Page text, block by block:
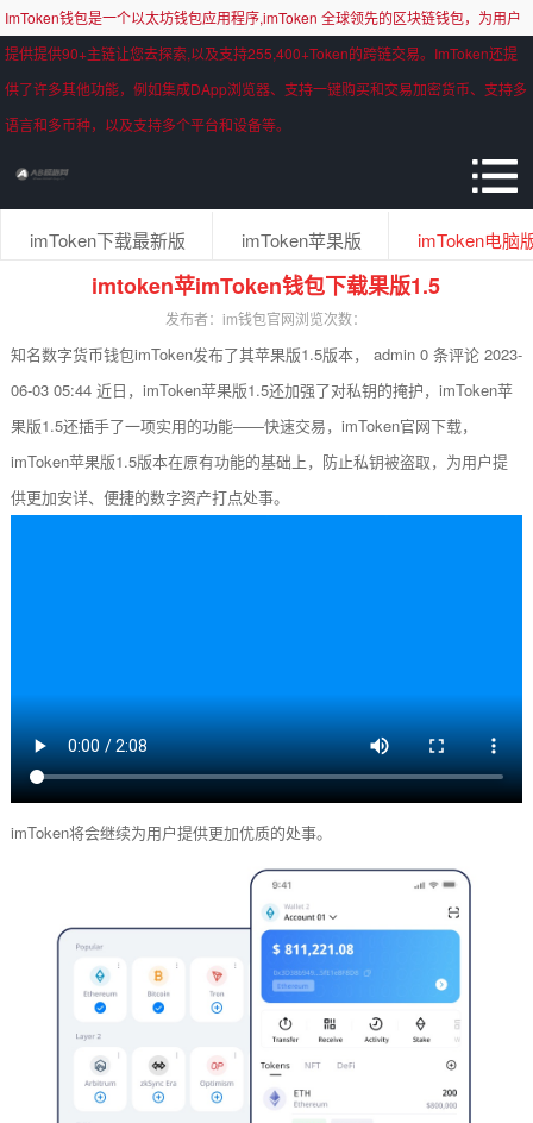
ImToken钱包是一个以太坊钱包应用程序,imToken 全球领先的区块链钱包，为用户
提供提供90+主链让您去探索,以及支持255,400+Token的跨链交易。ImToken还提
供了许多其他功能，例如集成DApp浏览器、支持一键购买和交易加密货币、支持多
语言和多币种，以及支持多个平台和设备等。
imToken下载最新版 imToken苹果版 imToken电脑
imtoken苹imToken钱包下载果版1.5
发布者：im钱包官网浏览次数：
知名数字货币钱包imToken发布了其苹果版1.5版本， admin 0 条评论 2023-
06-03 05:44 近日，imToken苹果版1.5还加强了对私钥的掩护，imToken苹
果版1.5还插手了一项实用的功能——快速交易，imToken官网下载，
imToken苹果版1.5版本在原有功能的基础上，防止私钥被盗取，为用户提
供更加安详、便捷的数字资产打点处事。
imToken将会继续为用户提供更加优质的处事。